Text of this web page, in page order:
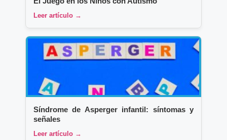
Leer artículo →
Síndrome de Asperger infantil: síntomas y
señales
Leer artículo →